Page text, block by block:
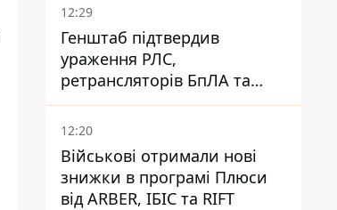
12:29
Генштаб підтвердив
ураження РЛС,
ретрансляторів БпЛА та
інших військових об'єктів
РФ у Криму й на півдні
12:20
Військові отримали нові
знижки в програмі Плюси
від ARBER, ІБІС та RIFT